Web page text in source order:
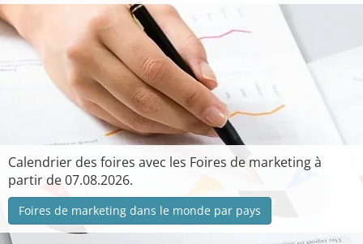
Calendrier des foires avec les Foires de marketing à
partir de 07.08.2026.
Foires de marketing dans le monde par pays